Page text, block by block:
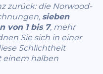
zurück: die Norwood-
sieben
von 1 bis 7, mehr
Sie sich in einer
Schlichtheit
einem halben